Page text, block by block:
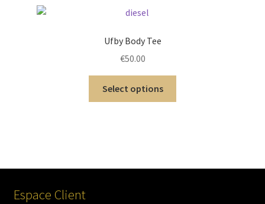
Ufby Body Tee
€50.00
Select options
Espace Client